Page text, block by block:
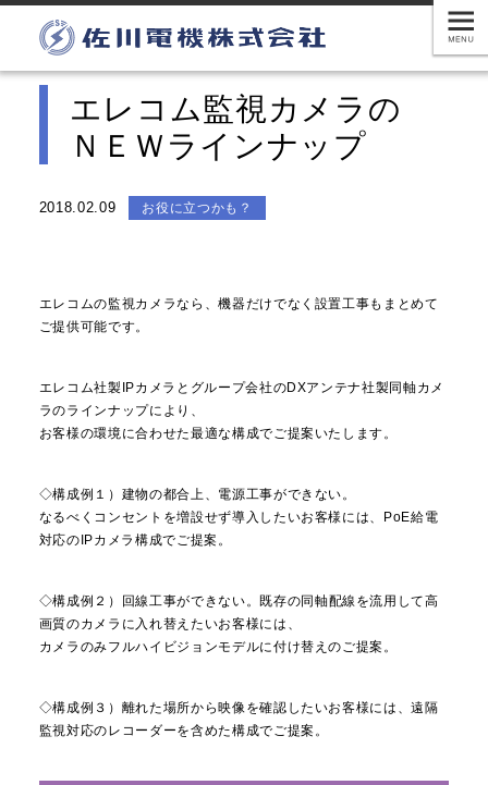
エレコム監視カメラの
ＮＥＷラインナップ
2018.02.09 お役に立つかも？
エレコムの監視カメラなら、機器だけでなく設置工事もまとめて
ご提供可能です。
エレコム社製IPカメラとグループ会社のDXアンテナ社製同軸カ メ
ラのラインナップにより、
お客様の環境に合わせた最適な構成でご提案いたします。
◇構成例１）建物の都合上、電源工事ができない。
なるべくコンセントを増設せず導入したいお客様には、
PoE給電
対応のIPカメラ構成でご提案。
◇構成例２）回線工事ができない。 既存の同軸配線を流用して高
画質のカメラに入れ替えたいお客様には、
カメラのみフルハイビジョンモデルに付け替えのご提案。
◇構成例３）離れた場所から映像を確認したいお客様には、遠隔
監視対応のレコーダーを含めた構成でご提案。